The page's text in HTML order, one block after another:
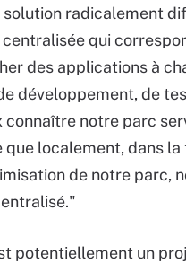
radicalement
qui
des applications à
développement, de
notre parc
localement, dans
de notre parc,
potentiellement un